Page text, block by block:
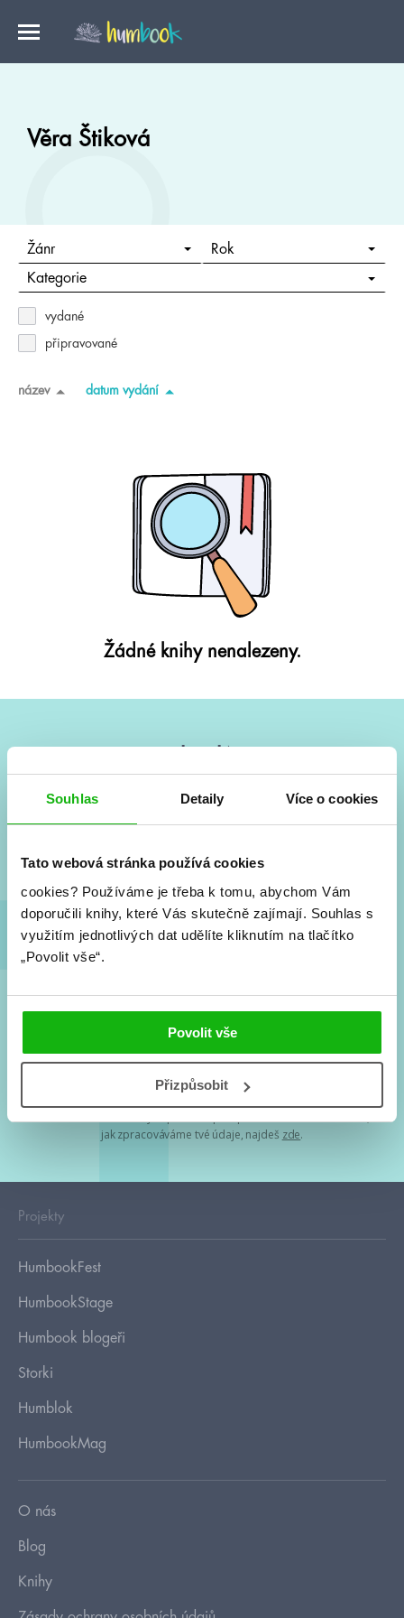
Souhlas Detaily Více o cookies
Tato webová stránka používá cookies
cookies? Používáme je třeba k tomu, abychom Vám
doporučili knihy, které Vás skutečně zajímají. Souhlas s
využitím jednotlivých dat udělíte kliknutím na tlačítko
„Povolit vše“.
Povolit vše
Přizpůsobit
Věra Štiková
Žánr Rok
Kategorie
vydané
připravované
název datum vydání
Žádné knihy nenalezeny.
Vše kolem #youngadult každý měsíc rovnou do mailu!
a seriálové adaptace a další.
Souhlasím spodmínkami zpracování osobních údajů
Tvá e-mailová adresa je u nás v bezpečí. Přečti si
jak zpracováváme tvé údaje, najdeš zde.
Projekty
HumbookFest
HumbookStage
Humbook blogeři
Storki
Humblok
HumbookMag
O nás
Blog
Knihy